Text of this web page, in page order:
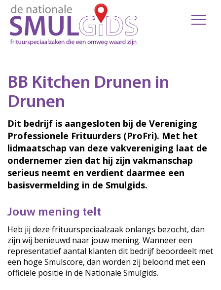
BB Kitchen Drunen in
Drunen
Dit bedrijf is aangesloten bij de Vereniging
Professionele Frituurders (ProFri). Met het
lidmaatschap van deze vakvereniging laat de
ondernemer zien dat hij zijn vakmanschap
serieus neemt en verdient daarmee een
basisvermelding in de Smulgids.
Jouw mening telt
Heb jij deze frituurspeciaalzaak onlangs bezocht, dan
zijn wij benieuwd naar jouw mening. Wanneer een
representatief aantal klanten dit bedrijf beoordeelt met
een hoge Smulscore, dan worden zij beloond met een
officiële positie in de Nationale Smulgids.